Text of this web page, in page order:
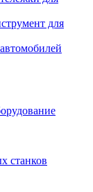
для
станков